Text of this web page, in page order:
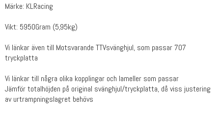
Märke: KLRacing
Vikt: 5950Gram (5,95kg)
Vi länkar även till Motsvarande TTVsvänghjul, som passar 707
tryckplatta
Vi länkar till några olika kopplingar och lameller som passar
Jämför totalhöjden på original svänghjul/tryckplatta, då viss justering
av urtrampningslagret behövs